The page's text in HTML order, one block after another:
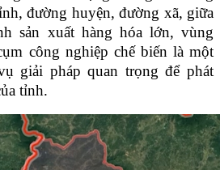
đường huyện, đường xã, giữa
sản xuất hàng hóa lớn, vùng
công nghiệp chế biếnlà một
giải pháp quan trọng để phát
tỉnh.